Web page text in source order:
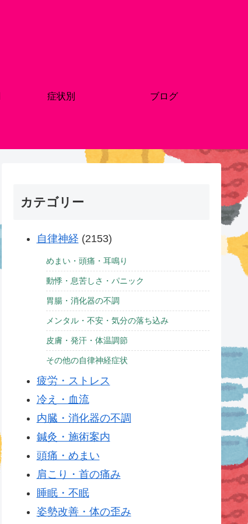
症状別 ブログ
カテゴリー
自律神経 (2153)
めまい・頭痛・耳鳴り
動悸・息苦しさ・パニック
胃腸・消化器の不調
メンタル・不安・気分の落ち込み
皮膚・発汗・体温調節
その他の自律神経症状
疲労・ストレス
冷え・血流
内臓・消化器の不調
鍼灸・施術案内
頭痛・めまい
肩こり・首の痛み
睡眠・不眠
姿勢改善・体の歪み